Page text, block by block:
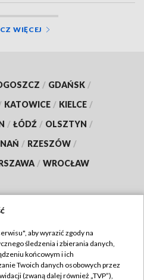
WIĘCEJ
/ GDAŃSK /
KATOWICE / KIELCE /
/ ŁÓDŹ / OLSZTYN /
/ RZESZÓW /
/ WROCŁAW
TVP
TVP
aby wyrazić zgody na
śledzenia i zbierania danych,
końcowym i ich
Twoich danych osobowych przez
(zwaną dalej również „TVP”),